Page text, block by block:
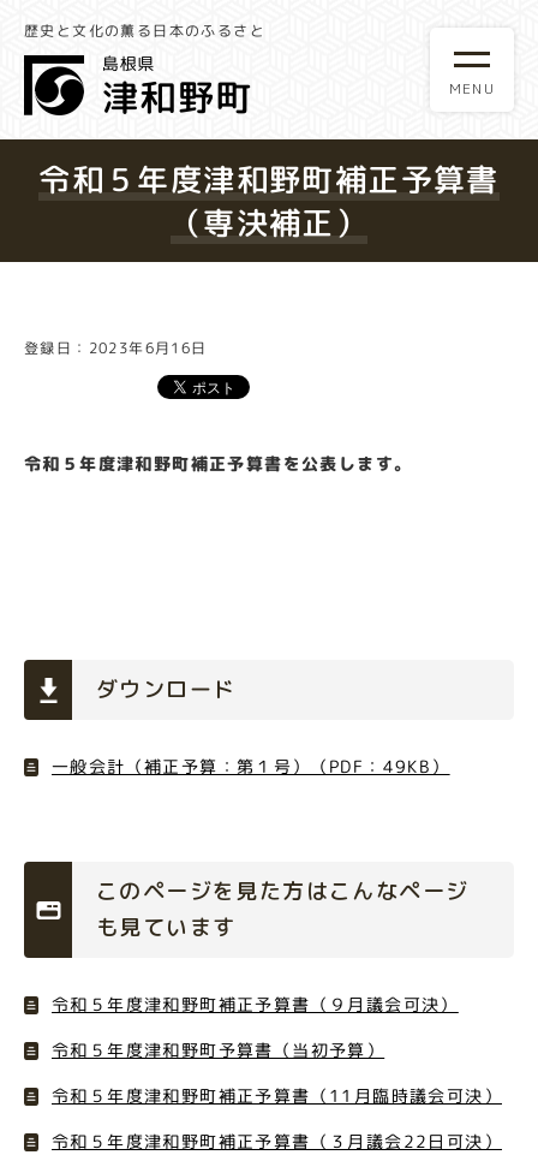
歴史と文化の薫る日本のふるさと
令和５年度津和野町補正予算書
（専決補正）
登録日：2023年6月16日
令和５年度津和野町補正予算書を公表します。
ダウンロード
一般会計（補正予算：第１号）（PDF：49KB）
このページを見た方はこんなページ
も見ています
令和５年度津和野町補正予算書（９月議会可決）
令和５年度津和野町予算書（当初予算）
令和５年度津和野町補正予算書（11月臨時議会可決）
令和５年度津和野町補正予算書（３月議会22日可決）